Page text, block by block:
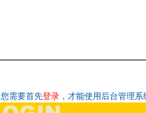
您需要首先登录，才能使用后台管理系